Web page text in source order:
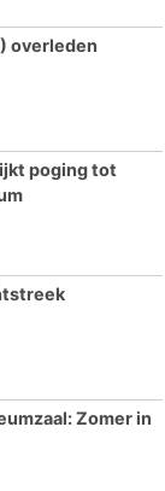
overleden
poging tot
Zomer in